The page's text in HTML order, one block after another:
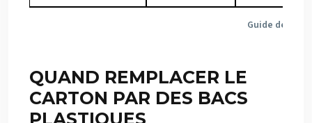
Guide de
QUAND REMPLACER LE
CARTON PAR DES BACS
PLASTIQUES